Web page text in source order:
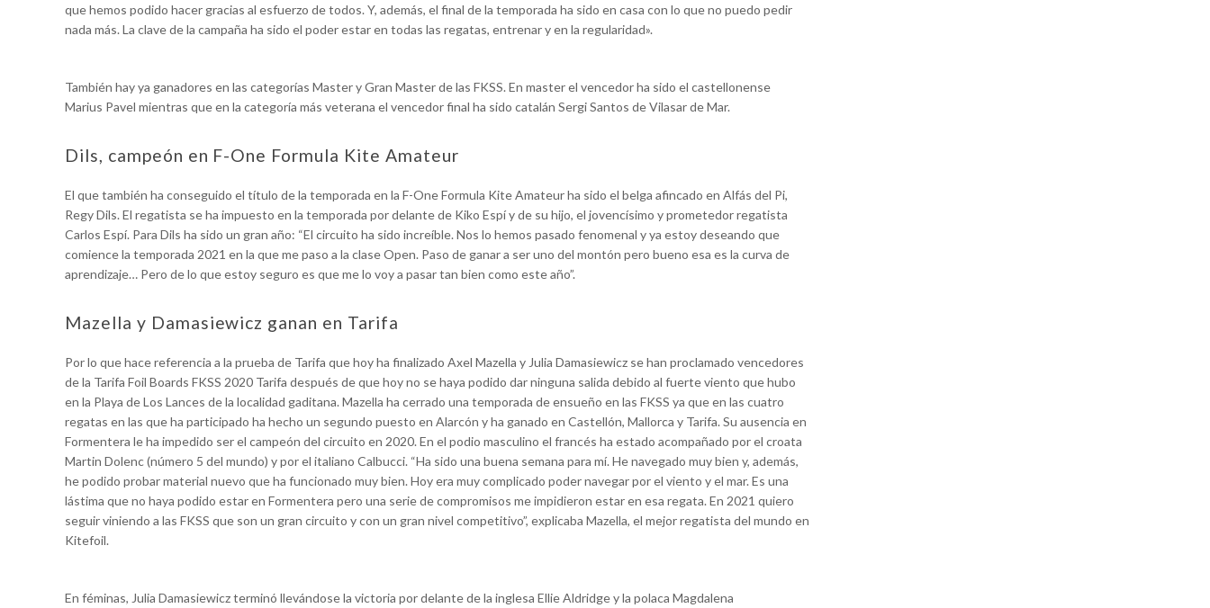
que hemos podido hacer gracias al esfuerzo de todos. Y, además, el final de la temporada ha sido en casa con lo que no puedo pedir
nada más. La clave de la campaña ha sido el poder estar en todas las regatas, entrenar y en la regularidad».
También hay ya ganadores en las categorías Master y Gran Master de las FKSS. En master el vencedor ha sido el castellonense
Marius Pavel mientras que en la categoría más veterana el vencedor final ha sido catalán Sergi Santos de Vilasar de Mar.
Dils, campeón en F-One Formula Kite Amateur
El que también ha conseguido el título de la temporada en la F-One Formula Kite Amateur ha sido el belga afincado en Alfás del Pi,
Regy Dils. El regatista se ha impuesto en la temporada por delante de Kiko Espí y de su hijo, el jovencísimo y prometedor regatista
Carlos Espí. Para Dils ha sido un gran año: “El circuito ha sido increíble. Nos lo hemos pasado fenomenal y ya estoy deseando que
comience la temporada 2021 en la que me paso a la clase Open. Paso de ganar a ser uno del montón pero bueno esa es la curva de
aprendizaje… Pero de lo que estoy seguro es que me lo voy a pasar tan bien como este año”.
Mazella y Damasiewicz ganan en Tarifa
Por lo que hace referencia a la prueba de Tarifa que hoy ha finalizado Axel Mazella y Julia Damasiewicz se han proclamado vencedores
de la Tarifa Foil Boards FKSS 2020 Tarifa después de que hoy no se haya podido dar ninguna salida debido al fuerte viento que hubo
en la Playa de Los Lances de la localidad gaditana. Mazella ha cerrado una temporada de ensueño en las FKSS ya que en las cuatro
regatas en las que ha participado ha hecho un segundo puesto en Alarcón y ha ganado en Castellón, Mallorca y Tarifa. Su ausencia en
Formentera le ha impedido ser el campeón del circuito en 2020. En el podio masculino el francés ha estado acompañado por el croata
Martin Dolenc (número 5 del mundo) y por el italiano Calbucci. “Ha sido una buena semana para mí. He navegado muy bien y, además,
he podido probar material nuevo que ha funcionado muy bien. Hoy era muy complicado poder navegar por el viento y el mar. Es una
lástima que no haya podido estar en Formentera pero una serie de compromisos me impidieron estar en esa regata. En 2021 quiero
seguir viniendo a las FKSS que son un gran circuito y con un gran nivel competitivo”, explicaba Mazella, el mejor regatista del mundo en
Kitefoil.
En féminas, Julia Damasiewicz terminó llevándose la victoria por delante de la inglesa Ellie Aldridge y la polaca Magdalena